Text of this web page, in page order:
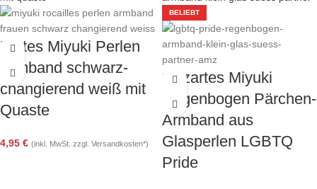
Zartes Miyuki Perlen
Armband schwarz-
changierend weiß mit
Quaste
4,95 € (inkl. MwSt. zzgl. Versandkosten*)
BELIEBT
2x zartes Miyuki
Regenbogen Pärchen-
Armband aus
Glasperlen LGBTQ
Pride